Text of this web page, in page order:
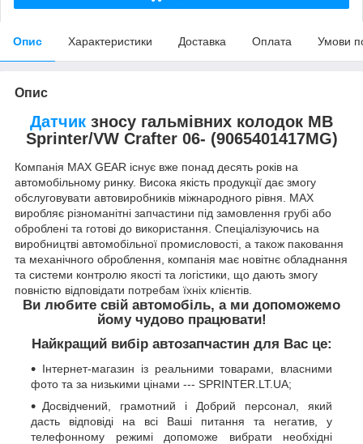
Опис Характеристики Доставка Оплата Умови
Опис
Датчик зносу гальмівних колодок MB
Sprinter/VW Crafter 06- (9065401417MG)
Компанія MAX GEAR існує вже понад десять років на
автомобільному ринку. Висока якість продукції дає змогу
обслуговувати автовиробників міжнародного рівня. MAX
виробляє різноманітні запчастини під замовлення грубі або
оброблені та готові до використання. Спеціалізуючись на
виробництві автомобільної промисловості, а також паковання
та механічного оброблення, компанія має новітнє обладнання
та системи контролю якості та логістики, що дають змогу
повністю відповідати потребам їхніх клієнтів.
Ви любите свій автомобіль, а ми допоможемо
йому чудово працювати!
Найкращий вибір автозапчастин для Вас це:
Інтернет-магазин із реальними товарами, власними
фото та за низькими цінами --- SPRINTER.LT.UA;
Досвідчений, грамотний і Добрий персонал, який
дасть відповіді на всі Ваші питання та негатив, у
телефонному режимі допоможе вибрати необхідні